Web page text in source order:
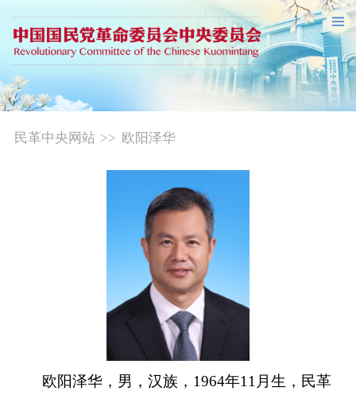
民革中央网站 >> 欧阳泽华
欧阳泽华，男，汉族，1964年11月生，民革